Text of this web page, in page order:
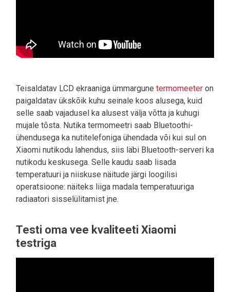
Teisaldatav LCD ekraaniga ümmargune termomeeter on
paigaldatav ükskõik kuhu seinale koos alusega, kuid
selle saab vajadusel ka alusest välja võtta ja kuhugi
mujale tõsta. Nutika termomeetri saab Bluetoothi-
ühendusega ka nutitelefoniga ühendada või kui sul on
Xiaomi nutikodu lahendus, siis läbi Bluetooth-serveri ka
nutikodu keskusega. Selle kaudu saab lisada
temperatuuri ja niiskuse näitude järgi loogilisi
operatsioone: näiteks liiga madala temperatuuriga
radiaatori sisselülitamist jne.
Testi oma vee kvaliteeti Xiaomi
testriga